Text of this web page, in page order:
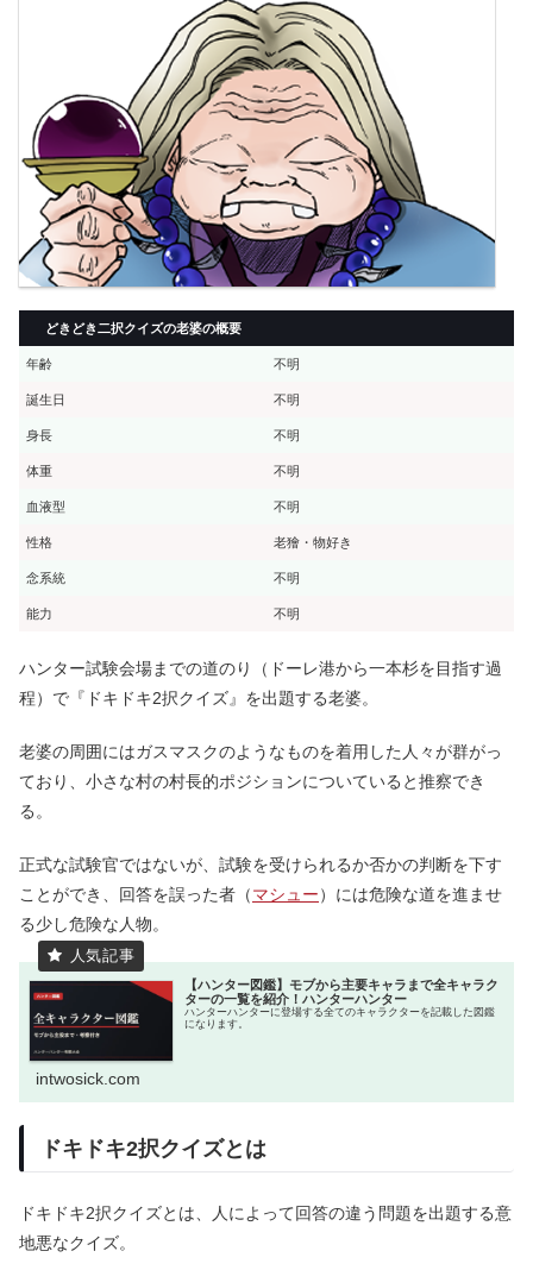
どきどき二択クイズの老婆の概要
年齢 不明
誕生日 不明
身長 不明
体重 不明
血液型 不明
性格 老獪・物好き
念系統 不明
能力 不明
ハンター試験会場までの道のり（ドーレ港から一本杉を目指す過
程）で『ドキドキ2択クイズ』を出題する老婆。
老婆の周囲にはガスマスクのようなものを着用した人々が群がっ
ており、小さな村の村長的ポジションについていると推察でき
る。
正式な試験官ではないが、試験を受けられるか否かの判断を下す
ことができ、回答を誤った者（マシュー）には危険な道を進ませ
る少し危険な人物。
【ハンター図鑑】モブから主要キャラまで全キャラク
ターの一覧を紹介！ハンターハンター
ハンターハンターに登場する全てのキャラクターを記載した図鑑
になります。
intwosick.com
ドキドキ2択クイズとは
ドキドキ2択クイズとは、人によって回答の違う問題を出題する意
地悪なクイズ。